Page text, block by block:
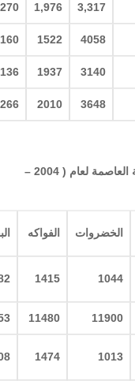
3,317
1,976
4058
1522
3140
1937
3648
2010
جدول يوضح أهم المحاصيل الزراعية في أمانة العاصمة لعام ( 2004 –
الخضروات الفواكه
1044
1415
11900
11480
1013
1474